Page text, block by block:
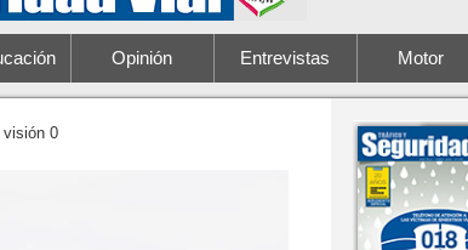
Opinión Entrevistas Motor
visión 0